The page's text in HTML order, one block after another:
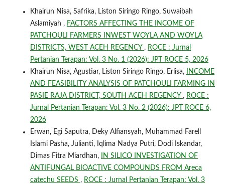
Khairun Nisa, Safrika, Liston Siringo Ringo, Suwaibah
Aslamiyah , FACTORS AFFECTING THE INCOME OF
PATCHOULI FARMERS INWEST WOYLA AND WOYLA
DISTRICTS, WEST ACEH REGENCY , ROCE : Jurnal
Pertanian Terapan: Vol. 3 No. 1 (2026): JPT ROCE 5, 2026
Khairun Nisa, Agustiar, Liston Siringo Ringo, Erlisa,
INCOME
AND FEASIBILITY ANALYSIS OF PATCHOULI FARMING IN
PASIE RAJA DISTRICT, SOUTH ACEH REGENCY , ROCE :
Jurnal Pertanian Terapan: Vol. 3 No. 2 (2026): JPT ROCE 6,
2026
Erwan, Egi Saputra, Deky Alfiansyah, Muhammad Farell
Islami Pasha, Julianti, Iqlima Nadya Putri, Dodi Iskandar,
Dimas Fitra Miardhan,
IN SILICO INVESTIGATION OF
ANTIFUNGAL BIOACTIVE COMPOUNDS FROM Areca
catechu SEEDS , ROCE : Jurnal Pertanian Terapan: Vol. 3